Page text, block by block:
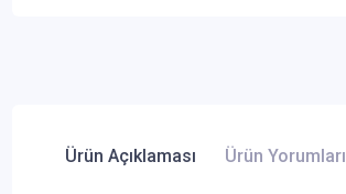
Ürün Açıklaması Ürün Yorumları